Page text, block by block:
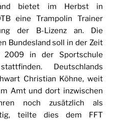
bietet im Herbst in
eine Trampolin Trainer
der B-Lizenz an. Die
Bundesland soll in der Zeit
in der Sportschule
Deutschlands
Christian Köhne, weit
Amt und dort inzwischen
noch zusätzlich als
teilte dies dem FFT